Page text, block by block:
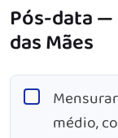
Pós-data
das Mães
médio,